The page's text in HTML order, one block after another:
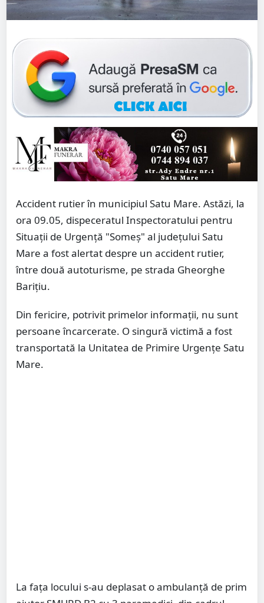
Accident rutier în municipiul Satu Mare. Astăzi, la
ora 09.05, dispeceratul Inspectoratului pentru
Situații de Urgență "Someș" al județului Satu
Mare a fost alertat despre un accident rutier,
între două autoturisme, pe strada Gheorghe
Barițiu.
Din fericire, potrivit primelor informații, nu sunt
persoane încarcerate. O singură victimă a fost
transportată la Unitatea de Primire Urgențe Satu
Mare.
La fața locului s-au deplasat o ambulanță de prim